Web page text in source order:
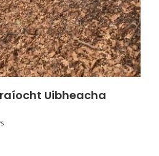
Uibheacha